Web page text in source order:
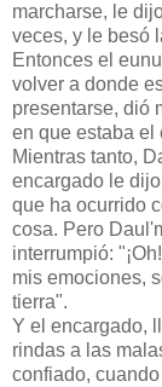
marcharse, le
veces, y le besó
Entonces el
volver a donde
presentarse, dió
en que estaba el
Mientras tanto,
encargado le
que ha ocurrido
cosa. Pero
interrumpió:
mis emociones,
tierra".
Y el encargado,
rindas a las
confiado,